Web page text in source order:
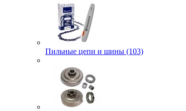
Пильные цепи и шины (103)